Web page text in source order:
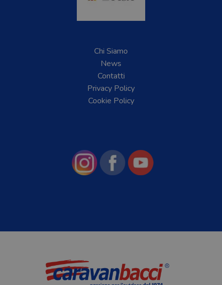
Chi Siamo
News
Contatti
Privacy Policy
Cookie Policy